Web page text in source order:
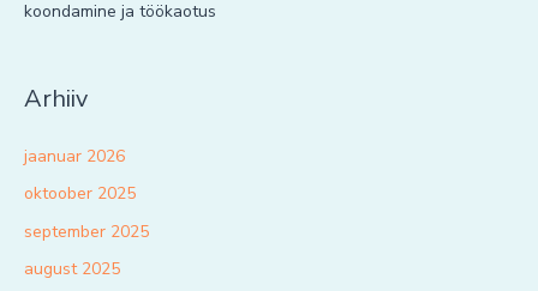
koondamine ja töökaotus
Arhiiv
jaanuar 2026
oktoober 2025
september 2025
august 2025